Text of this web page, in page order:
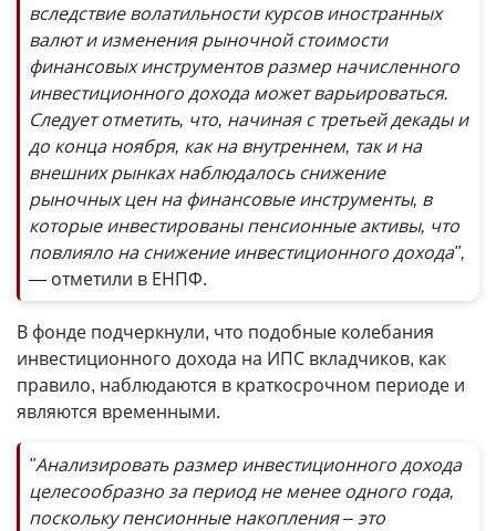
вследствие волатильности курсов иностранных
валют и изменения рыночной стоимости
финансовых инструментов размер начисленного
инвестиционного дохода может варьироваться.
Следует отметить, что, начиная с третьей декады и
до конца ноября, как на внутреннем, так и на
внешних рынках наблюдалось снижение
рыночных цен на финансовые инструменты, в
которые инвестированы пенсионные активы, что
повлияло на снижение инвестиционного дохода",
— отметили в ЕНПФ.
В фонде подчеркнули, что подобные колебания
инвестиционного дохода на ИПС вкладчиков, как
правило, наблюдаются в краткосрочном периоде и
являются временными.
"Анализировать размер инвестиционного дохода
целесообразно за период не менее одного года,
поскольку пенсионные накопления – это